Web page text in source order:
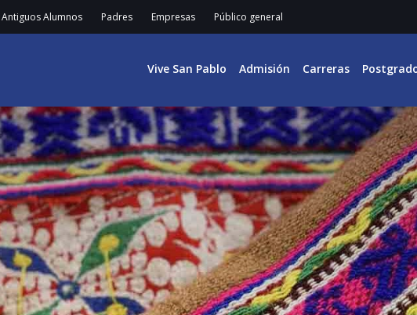
Antiguos Alumnos Padres Empresas Público general
Vive San Pablo Admisión Carreras